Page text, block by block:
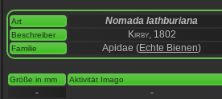
Art Nomada lathburiana
Beschreiber Kirby, 1802
Familie Apidae (Echte Bienen)
Größe in mm Aktivität Imago
- -